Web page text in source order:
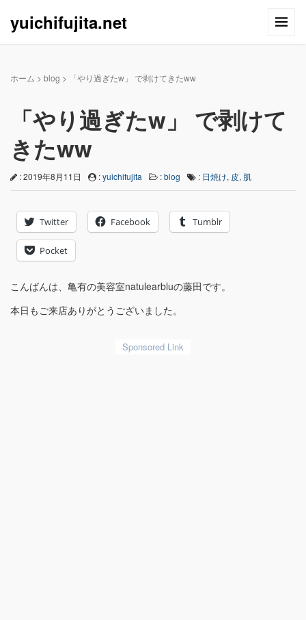
yuichifujita.net
ホーム > blog > 「やり過ぎたw」 で剥けてきたww
「やり過ぎたw」 で剥けて
きたww
: 2019年8月11日 :yuichifujita :blog : 日焼け, 皮, 肌
Twitter Facebook Tumblr
Pocket
こんばんは、亀有の美容室natulearbluの藤田です。
本日もご来店ありがとうございました。